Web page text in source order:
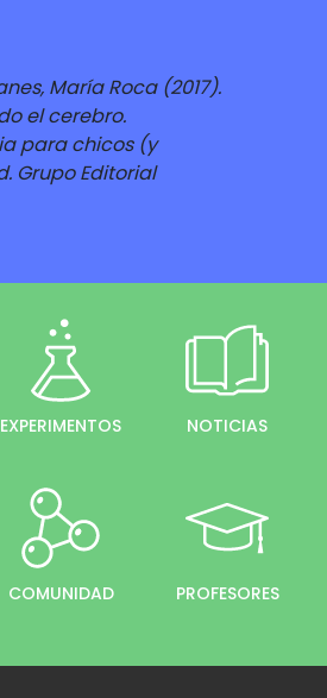
María Roca (2017).
el cerebro.
para chicos (y
Grupo Editorial
EXPERIMENTOS NOTICIAS
COMUNIDAD PROFESORES